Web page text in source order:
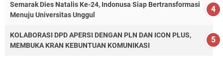
Semarak Dies Natalis Ke-24, Indonusa Siap Bertransformasi
Menuju Universitas Unggul
KOLABORASI DPD APERSI DENGAN PLN DAN ICON PLUS,
MEMBUKA KRAN KEBUNTUAN KOMUNIKASI